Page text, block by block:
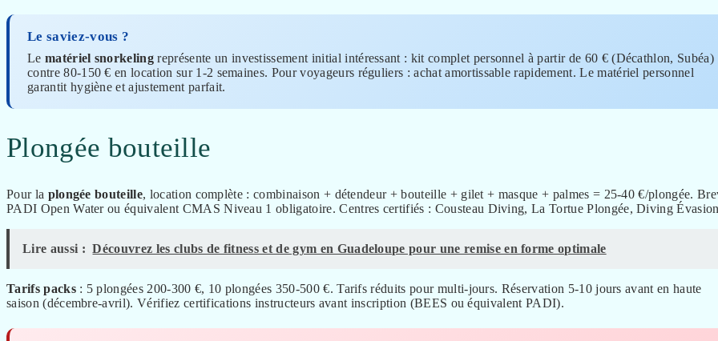
Le saviez-vous ?
Le matériel snorkeling représente un investissement initial intéressant : kit complet personnel à partir de 60 € (Décathlon, Subéa)
contre 80-150 € en location sur 1-2 semaines. Pour voyageurs réguliers : achat amortissable rapidement. Le matériel personnel
garantit hygiène et ajustement parfait.
Plongée bouteille
Pour la plongée bouteille, location complète : combinaison + détendeur + bouteille + gilet + masque + palmes = 25-40 €/plongée.
PADI Open Water ou équivalent CMAS Niveau 1 obligatoire. Centres certifiés : Cousteau Diving, La Tortue Plongée, Diving
Lire aussi : Découvrez les clubs de fitness et de gym en Guadeloupe pour une remise en forme optimale
Tarifs packs: 5 plongées 200-300 €, 10 plongées 350-500 €. Tarifs réduits pour multi-jours. Réservation 5-10 jours avant en haute
saison (décembre-avril). Vérifiez certifications instructeurs avant inscription (BEES ou équivalent PADI).